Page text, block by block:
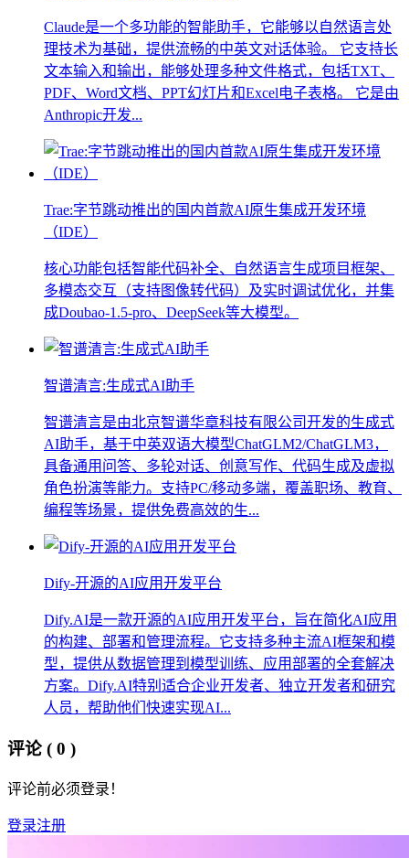
Claude是一个多功能的智能助手，它能够以自然语言处
理技术为基础，提供流畅的中英文对话体验。 它支持长
文本输入和输出，能够处理多种文件格式，包括TXT、
PDF、Word文档、PPT幻灯片和Excel电子表格。 它是由
Anthropic开发...
Trae:字节跳动推出的国内首款AI原生集成开发环境
（IDE）
核心功能包括智能代码补全、自然语言生成项目框架、
多模态交互（支持图像转代码）及实时调试优化，并集
成Doubao-1.5-pro、DeepSeek等大模型。
智谱清言:生成式AI助手
智谱清言是由北京智谱华章科技有限公司开发的生成式
AI助手，基于中英双语大模型ChatGLM2/ChatGLM3，
具备通用问答、多轮对话、创意写作、代码生成及虚拟
角色扮演等能力。支持PC/移动多端，覆盖职场、教育、
编程等场景，提供免费高效的生...
Dify-开源的AI应用开发平台
Dify.AI是一款开源的AI应用开发平台，旨在简化AI应用
的构建、部署和管理流程。它支持多种主流AI框架和模
型，提供从数据管理到模型训练、应用部署的全套解决
方案。Dify.AI特别适合企业开发者、独立开发者和研究
人员，帮助他们快速实现AI...
评论 ( 0 )
评论前必须登录！
登录注册